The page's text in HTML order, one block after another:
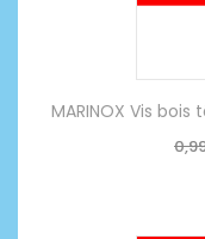
MARINOX Vis